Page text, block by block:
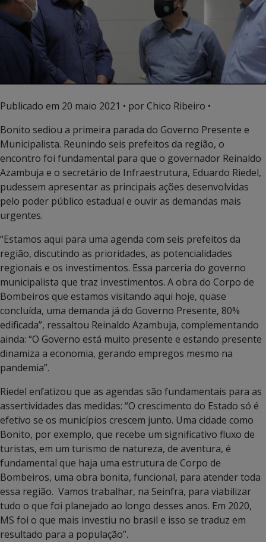
Publicado em 20 maio 2021 • por Chico Ribeiro •
Bonito sediou a primeira parada do Governo Presente e
Municipalista. Reunindo seis prefeitos da região, o
encontro foi fundamental para que o governador Reinaldo
Azambuja e o secretário de Infraestrutura, Eduardo Riedel,
pudessem apresentar as principais ações desenvolvidas
pelo poder público estadual e ouvir as demandas mais
urgentes.
“Estamos aqui para uma agenda com seis prefeitos da
região, discutindo as prioridades, as potencialidades
regionais e os investimentos. Essa parceria do governo
municipalista que traz investimentos. A obra do Corpo de
Bombeiros que estamos visitando aqui hoje, quase
concluída, uma demanda já do Governo Presente, 80%
edificada”, ressaltou Reinaldo Azambuja, complementando
ainda: “O Governo está muito presente e estando presente
dinamiza a economia, gerando empregos mesmo na
pandemia”.
Riedel enfatizou que as agendas são fundamentais para as
assertividades das medidas: “O crescimento do Estado só é
efetivo se os municípios crescem junto. Uma cidade como
Bonito, por exemplo, que recebe um significativo fluxo de
turistas, em um turismo de natureza, de aventura, é
fundamental que haja uma estrutura de Corpo de
Bombeiros, uma obra bonita, funcional, para atender toda
essa região. Vamos trabalhar, na Seinfra, para viabilizar
tudo o que foi planejado ao longo desses anos. Em 2020,
MS foi o que mais investiu no brasil e isso se traduz em
resultado para a população”.